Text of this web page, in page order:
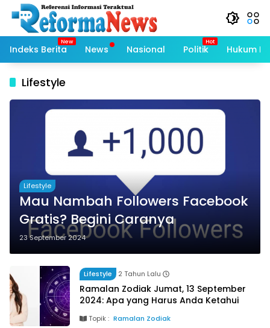
Langsung
konten
Indeks Berita
News Nasional Politik Hukum
Lifestyle
Lifestyle
Mau Nambah Followers Facebook
Gratis? Begini Caranya
23 September 2024
Lifestyle 2 Tahun Lalu
Ramalan Zodiak Jumat, 13 September
2024: Apa yang Harus Anda Ketahui
Topik : Ramalan Zodiak